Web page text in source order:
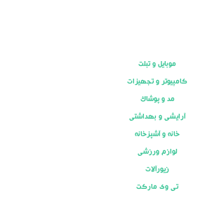
موبایل و تبلت
کامپیوتر و تجهیزات
مد و پوشاک
آرایشی و بهداشتی
خانه و آشپزخانه
لوازم ورزشی
زیورآلات
تی وی مارکت